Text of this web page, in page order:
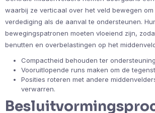
waarbij ze verticaal over het veld bewegen
verdediging als de aanval te ondersteunen.
bewegingspatronen moeten vloeiend zijn,
benutten en overbelastingen op het
Compactheid behouden ter
Vooruitlopende runs maken om de
Posities roteren met andere
verwarren.